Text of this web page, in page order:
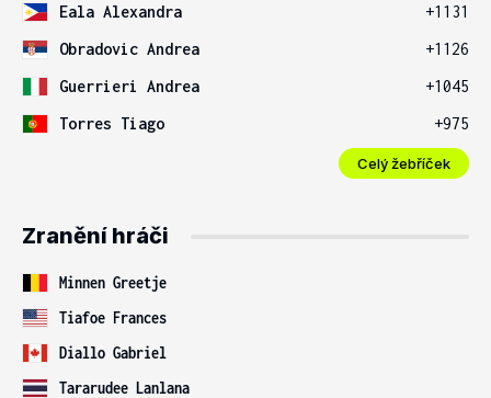
Eala Alexandra
+1131
Obradovic Andrea
+1126
Guerrieri Andrea
+1045
Torres Tiago
+975
Celý žebříček
Zranění hráči
Minnen Greetje
Tiafoe Frances
Diallo Gabriel
Tararudee Lanlana